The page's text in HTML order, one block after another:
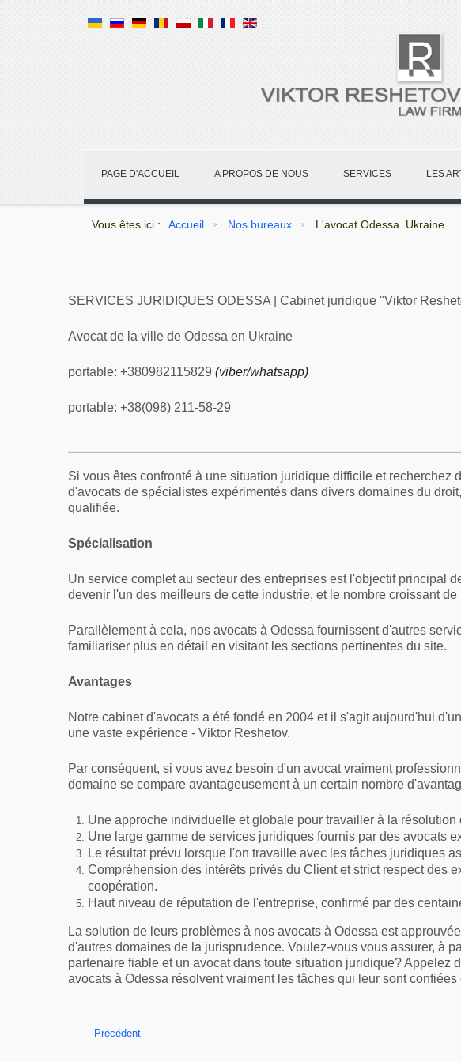
PAGE D'ACCUEIL A PROPOS DE NOUS SERVICES LES
Vous êtes ici : Accueil Nos bureaux L'avocat Odessa. Ukraine
SERVICES JURIDIQUES ODESSA | Cabinet juridique "Viktor
Avocat de la ville de Odessa en Ukraine
portable: +380982115829 (viber/whatsapp)
portable: +38(098) 211-58-29
Si vous êtes confronté à une situation juridique difficile et
d'avocats de spécialistes expérimentés dans divers domaines du
qualifiée.
Spécialisation
Un service complet au secteur des entreprises est l'objectif principal
devenir l'un des meilleurs de cette industrie, et le nombre croissant
Parallèlement à cela, nos avocats à Odessa fournissent d'autres
familiariser plus en détail en visitant les sections pertinentes du site.
Avantages
Notre cabinet d'avocats a été fondé en 2004 et il s'agit aujourd'hui
une vaste expérience - Viktor Reshetov.
Par conséquent, si vous avez besoin d'un avocat vraiment
domaine se compare avantageusement à un certain nombre
Une approche individuelle et globale pour travailler à la
Une large gamme de services juridiques fournis par des avocats
Le résultat prévu lorsque l'on travaille avec les tâches juridiques
Compréhension des intérêts privés du Client et strict respect des
coopération.
Haut niveau de réputation de l'entreprise, confirmé par des
La solution de leurs problèmes à nos avocats à Odessa est
d'autres domaines de la jurisprudence. Voulez-vous vous assurer, à
partenaire fiable et un avocat dans toute situation juridique? Appelez
avocats à Odessa résolvent vraiment les tâches qui leur sont
Précédent